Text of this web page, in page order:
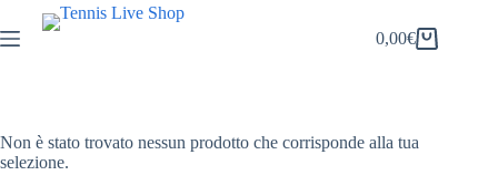
al
contenuto
Carrello
0,00€
Non è stato trovato nessun prodotto che corrisponde alla tua
selezione.